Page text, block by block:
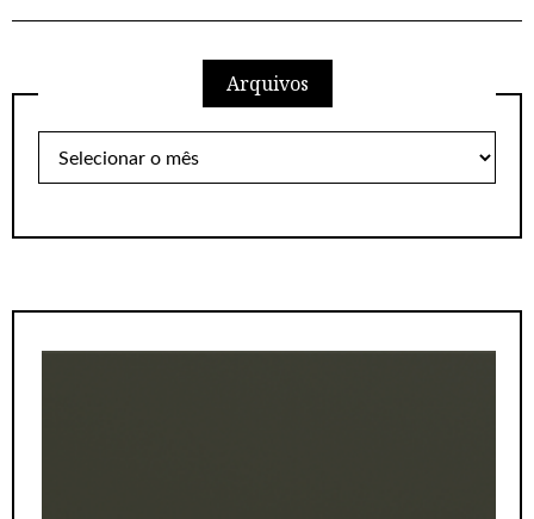
Arquivos
Arquivos